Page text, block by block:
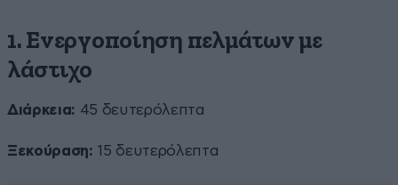
1. Ενεργοποίηση πελμάτων με
λάστιχο
Διάρκεια: 45 δευτερόλεπτα
Ξεκούραση: 15 δευτερόλεπτα